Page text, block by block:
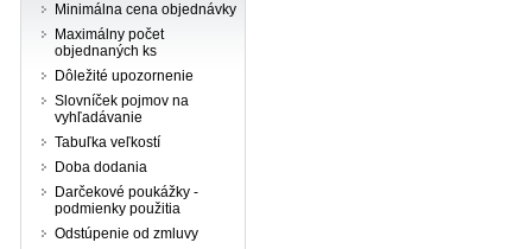
Minimálna cena objednávky
Maximálny počet
objednaných ks
Dôležité upozornenie
Slovníček pojmov na
vyhľadávanie
Tabuľka veľkostí
Doba dodania
Darčekové poukážky -
podmienky použitia
Odstúpenie od zmluvy